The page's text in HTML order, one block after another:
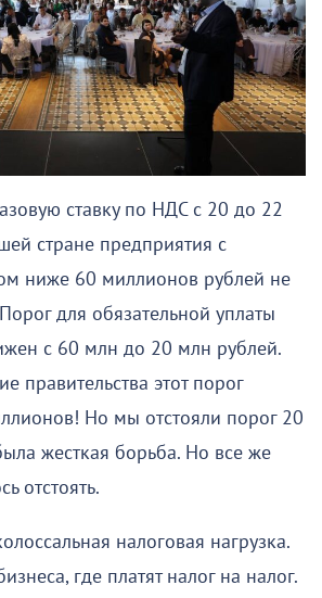
ставку по НДС с 20 до 22
стране предприятия с
ниже 60 миллионов рублей не
для обязательной уплаты
с 60 млн до 20 млн рублей.
правительства этот порог
Но мы отстояли порог 20
жесткая борьба. Но все же
отстоять.
налоговая нагрузка.
где платят налог на налог.